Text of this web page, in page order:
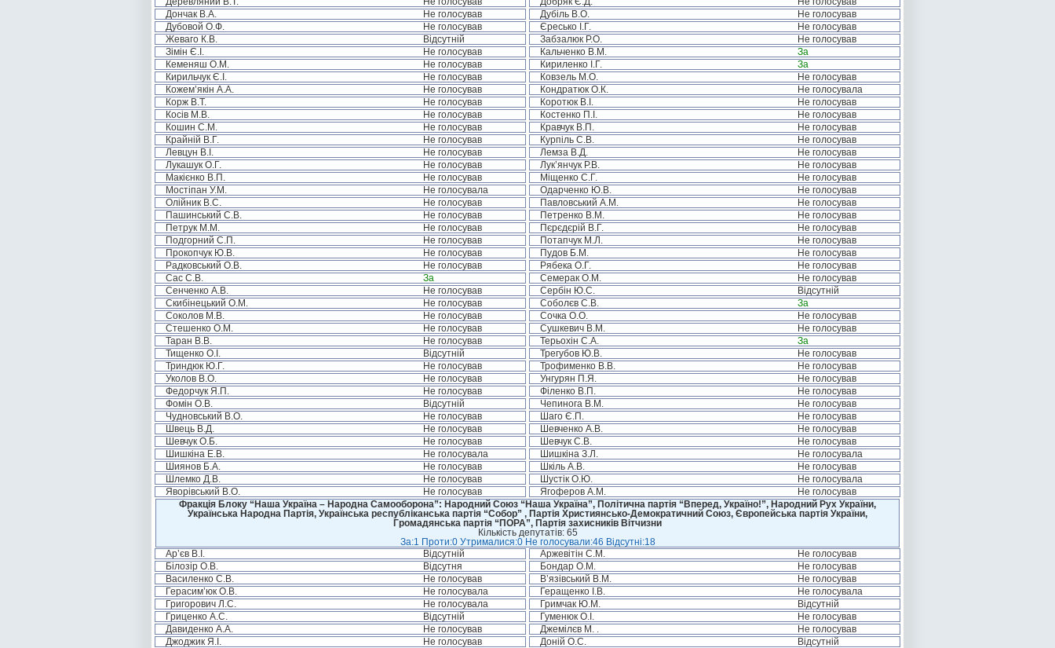
Дончак В.А.
Не голосував Дубіль В.О.
Не голосував
Дубовой О.Ф.
Не голосував Єресько І.Г.
Не голосував
Жеваго К.В.
Відсутній Забзалюк Р.О.
Не голосував
Зімін Є.І.
Не голосував Кальченко В.М.
За
Кеменяш О.М.
Не голосував Кириленко І.Г.
За
Кирильчук Є.І.
Не голосував Ковзель М.О.
Не голосував
Кожем’якін А.А.
Не голосував Кондратюк О.К.
Не голосувала
Корж В.Т.
Не голосував Коротюк В.І.
Не голосував
Косів М.В.
Не голосував Костенко П.І.
Не голосував
Кошин С.М.
Не голосував Кравчук В.П.
Не голосував
Крайній В.Г.
Не голосував Курпіль С.В.
Не голосував
Левцун В.І.
Не голосував Лемза В.Д.
Не голосував
Лукашук О.Г.
Не голосував Лук’янчук Р.В.
Не голосував
Макієнко В.П.
Не голосував Міщенко С.Г.
Не голосував
Мостіпан У.М.
Не голосувала Одарченко Ю.В.
Не голосував
Олійник В.С.
Не голосував Павловський А.М.
Не голосував
Пашинський С.В.
Не голосував Петренко В.М.
Не голосував
Петрук М.М.
Не голосував Пєрєдєрій В.Г.
Не голосував
Подгорний С.П.
Не голосував Потапчук М.Л.
Не голосував
Прокопчук Ю.В.
Не голосував Пудов Б.М.
Не голосував
Радковський О.В.
Не голосував Рябека О.Г.
Не голосував
Сас С.В.
За Семерак О.М.
Не голосував
Сенченко А.В.
Не голосував Сербін Ю.С.
Відсутній
Скибінецький О.М.
Не голосував Соболєв С.В.
За
Соколов М.В.
Не голосував Сочка О.О.
Не голосував
Стешенко О.М.
Не голосував Сушкевич В.М.
Не голосував
Таран В.В.
Не голосував Терьохін С.А.
За
Тищенко О.І.
Відсутній Трегубов Ю.В.
Не голосував
Триндюк Ю.Г.
Не голосував Трофименко В.В.
Не голосував
Уколов В.О.
Не голосував Унгурян П.Я.
Не голосував
Федорчук Я.П.
Не голосував Філенко В.П.
Не голосував
Фомін О.В.
Відсутній Чепинога В.М.
Не голосував
Чудновський В.О.
Не голосував Шаго Є.П.
Не голосував
Швець В.Д.
Не голосував Шевченко А.В.
Не голосував
Шевчук О.Б.
Не голосував Шевчук С.В.
Не голосував
Шишкіна Е.В.
Не голосувала Шишкіна З.Л.
Не голосувала
Шиянов Б.А.
Не голосував Шкіль А.В.
Не голосував
Шлемко Д.В.
Не голосував Шустік О.Ю.
Не голосувала
Яворівський В.О.
Не голосував Ягоферов А.М.
Не голосував
Фракція Блоку “Наша Україна – Народна Самооборона”: Народний Союз “Наша Україна”, Політична партія “Вперед, Україно!”, Народний Рух України,
Українська Народна Партія, Українська республіканська партія “Собор” , Партія Християнсько-Демократичний Союз, Європейська партія України,
Громадянська партія “ПОРА”, Партія захисників Вітчизни
Кількість депутатів: 65
За:1 Проти:0 Утрималися:0 Не голосували:46 Відсутні:18
Ар’єв В.І.
Відсутній Аржевітін С.М.
Не голосував
Білозір О.В.
Відсутня Бондар О.М.
Не голосував
Василенко С.В.
Не голосував В’язівський В.М.
Не голосував
Герасим’юк О.В.
Не голосувала Геращенко І.В.
Не голосувала
Григорович Л.С.
Не голосувала Гримчак Ю.М.
Відсутній
Гриценко А.С.
Відсутній Гуменюк О.І.
Не голосував
Давиденко А.А.
Не голосував Джемілєв М. .
Не голосував
Джоджик Я.І.
Не голосував Доній О.С.
Відсутній